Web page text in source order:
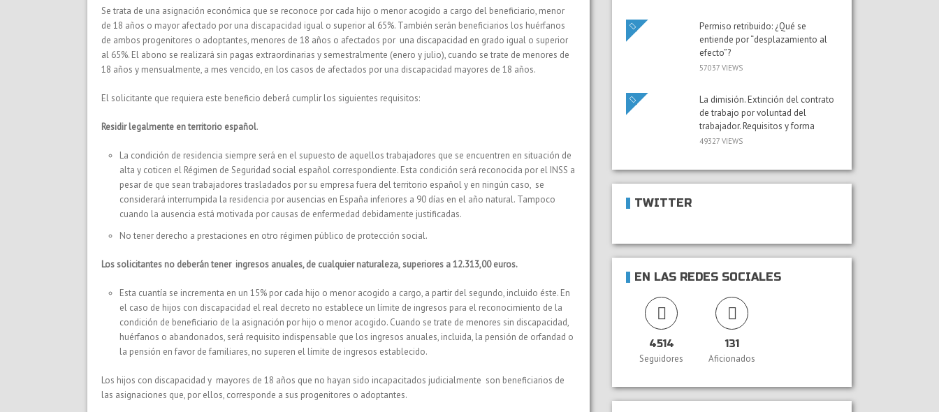
Se trata de una asignación económica que se reconoce por cada hijo o menor acogido a cargo del beneficiario, menor
de 18 años o mayor afectado por una discapacidad igual o superior al 65%. También serán beneficiarios los huérfanos
de ambos progenitores o adoptantes, menores de 18 años o afectados por una discapacidad en grado igual o superior
al 65%. El abono se realizará sin pagas extraordinarias y semestralmente (enero y julio), cuando se trate de menores de
18 años y mensualmente, a mes vencido, en los casos de afectados por una discapacidad mayores de 18 años.
El solicitante que requiera este beneficio deberá cumplir los siguientes requisitos:
Residir legalmente en territorio español.
La condición de residencia siempre será en el supuesto de aquellos trabajadores que se encuentren en situación de
alta y coticen el Régimen de Seguridad social español correspondiente. Esta condición será reconocida por el INSS a
pesar de que sean trabajadores trasladados por su empresa fuera del territorio español y en ningún caso, se
considerará interrumpida la residencia por ausencias en España inferiores a 90 días en el año natural. Tampoco
cuando la ausencia está motivada por causas de enfermedad debidamente justificadas.
No tener derecho a prestaciones en otro régimen público de protección social.
Los solicitantes no deberán tener ingresos anuales, de cualquier naturaleza, superiores a 12.313,00 euros.
Esta cuantía se incrementa en un 15% por cada hijo o menor acogido a cargo, a partir del segundo, incluido éste. En
el caso de hijos con discapacidad el real decreto no establece un límite de ingresos para el reconocimiento de la
condición de beneficiario de la asignación por hijo o menor acogido. Cuando se trate de menores sin discapacidad,
huérfanos o abandonados, será requisito indispensable que los ingresos anuales, incluida, la pensión de orfandad o
la pensión en favor de familiares, no superen el límite de ingresos establecido.
Los hijos con discapacidad y mayores de 18 años que no hayan sido incapacitados judicialmente son beneficiarios de
las asignaciones que, por ellos, corresponde a sus progenitores o adoptantes.
Permiso retribuido: ¿Qué se
entiende por “desplazamiento al
efecto”?
57037 VIEWS
La dimisión. Extinción del contrato
de trabajo por voluntad del
trabajador. Requisitos y forma
49327 VIEWS
TWITTER
EN LAS REDES SOCIALES
4514
Seguidores
131
Aficionados